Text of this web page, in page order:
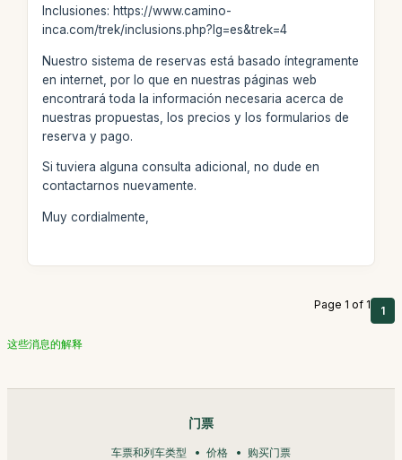
Inclusiones: https://www.camino-
inca.com/trek/inclusions.php?lg=es&trek=4
Nuestro sistema de reservas está basado íntegramente
en internet, por lo que en nuestras páginas web
encontrará toda la información necesaria acerca de
nuestras propuestas, los precios y los formularios de
reserva y pago.
Si tuviera alguna consulta adicional, no dude en
contactarnos nuevamente.
Muy cordialmente,
Page 1 of 1 1
这些消息的解释
门票
车票和列车类型 价格 购买门票